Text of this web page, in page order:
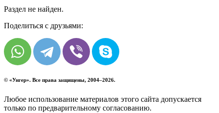
Раздел не найден.
Поделиться с друзьями:
© «Унгер». Все права защищены, 2004–2026.
Любое использование материалов этого сайта допускается
только по предварительному согласованию.